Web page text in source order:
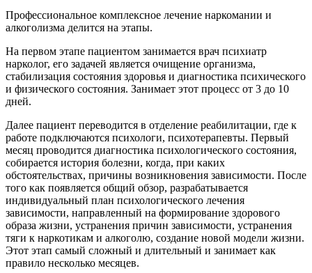
Профессиональное комплексное лечение наркомании и
алкоголизма делится на этапы.
На первом этапе пациентом занимается врач психиатр
нарколог, его задачей является очищение организма,
стабилизация состояния здоровья и диагностика психического
и физического состояния. Занимает этот процесс от 3 до 10
дней.
Далее пациент переводится в отделение реабилитации, где к
работе подключаются психологи, психотерапевты. Первый
месяц проводится диагностика психологического состояния,
собирается история болезни, когда, при каких
обстоятельствах, причины возникновения зависимости. После
того как появляется общий обзор, разрабатывается
индивидуальный план психологического лечения
зависимости, направленный на формирование здорового
образа жизни, устранения причин зависимости, устранения
тяги к наркотикам и алкоголю, создание новой модели жизни.
Этот этап самый сложный и длительный и занимает как
правило несколько месяцев.